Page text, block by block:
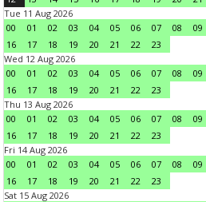
Tue 11 Aug 2026
00
01 02 03 04 05 06 07 08 09
16
17 18 19 20 21 22
23
Wed 12 Aug 2026
00
01 02 03 04 05 06 07 08 09
16
17 18 19 20 21 22
23
Thu 13 Aug 2026
00
01 02 03 04 05 06 07 08 09
16
17 18 19 20 21 22
23
Fri 14 Aug 2026
00
01 02 03 04 05 06 07 08 09
16
17 18 19 20 21 22
23
Sat 15 Aug 2026